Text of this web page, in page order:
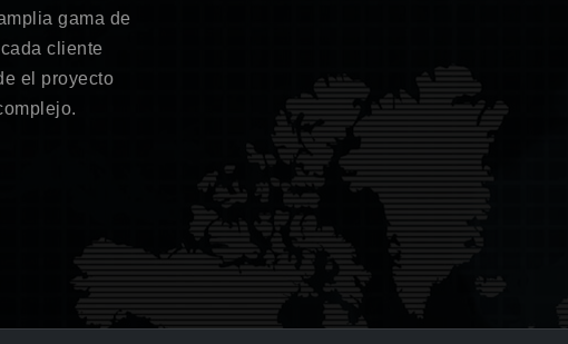
gama de
cliente
el proyecto